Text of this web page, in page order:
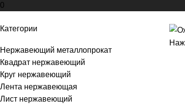
0
Категории
Нержавеющий металлопрокат
Квадрат нержавеющий
Круг нержавеющий
Лента нержавеющая
Лист нержавеющий